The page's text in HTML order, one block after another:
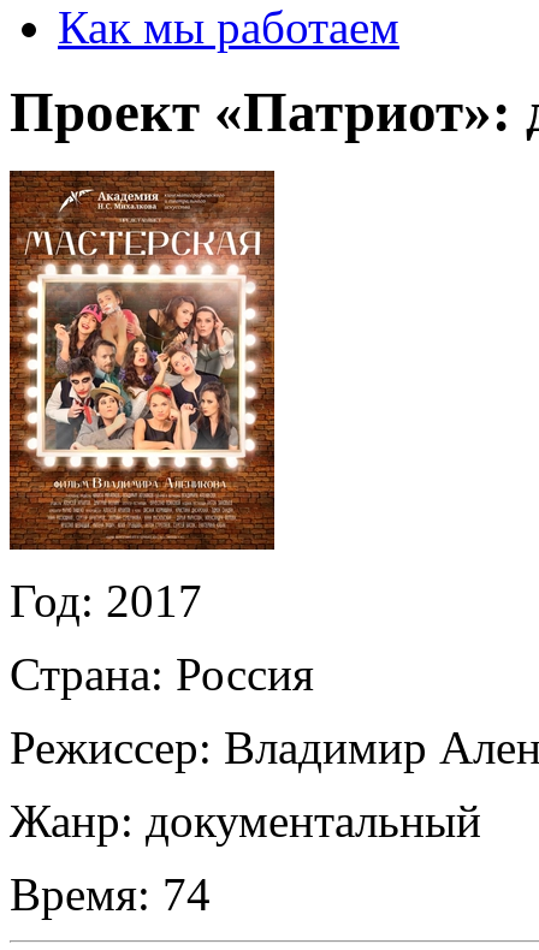
Как мы работаем
Проект «Патриот»:
Год: 2017
Страна: Россия
Режиссер: Владимир
Жанр: документальный
Время: 74